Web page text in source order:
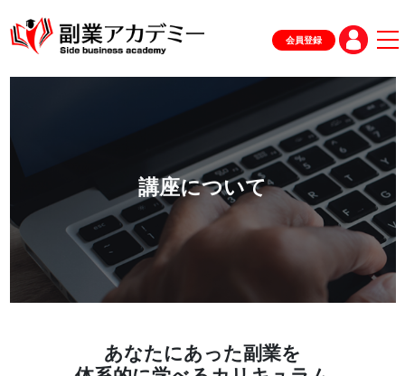
会員登録
講座について
あなたにあった副業を